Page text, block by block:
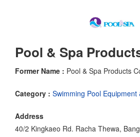
Pool & Spa
Former Name : Pool & Spa Products
Category : Swimming Pool Equipment
Address
40/2 Kingkaeo Rd. Racha Thewa,